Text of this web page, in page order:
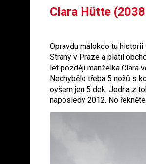
Clara Hütte
Opravdu málokdo tu
Strany v Praze a platil
let později manželka Clara
Nechybělo třeba 5 nožů s
ovšem jen 5 dek. Jedna z
naposledy 2012. No